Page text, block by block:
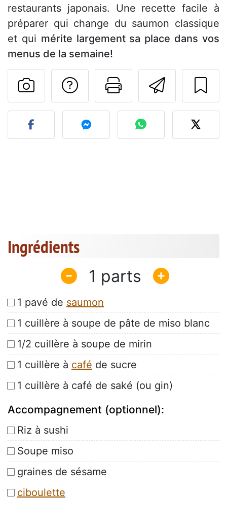
restaurants japonais. Une recette facile à
préparer qui change du saumon classique
et qui mérite largement sa place dans vos
menus de la semaine!
Imprimer
Poser une
Publier votre photo de
Ingrédients
1
1 pavé de saumon
1 cuillère à soupe de pâte de miso blanc
1/2 cuillère à soupe de mirin
1 cuillère à café de sucre
1 cuillère à café de saké (ou gin)
Accompagnement (optionnel):
Riz à sushi
Soupe miso
graines de sésame
ciboulette